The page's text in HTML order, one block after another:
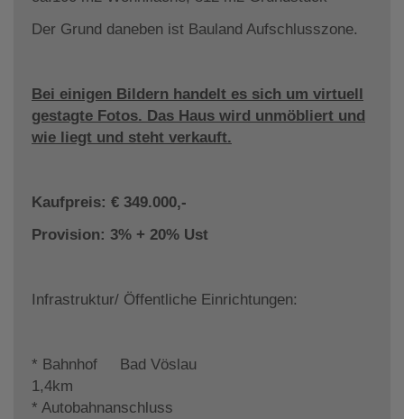
Der Grund daneben ist Bauland Aufschlusszone.
Bei einigen Bildern handelt es sich um virtuell
gestagte Fotos. Das Haus wird unmöbliert und
wie liegt und steht verkauft.
Kaufpreis: € 349.000,-
Provision: 3% + 20% Ust
Infrastruktur/ Öffentliche Einrichtungen:
* Bahnhof Bad Vöslau
1,4km
* Autobahnanschluss